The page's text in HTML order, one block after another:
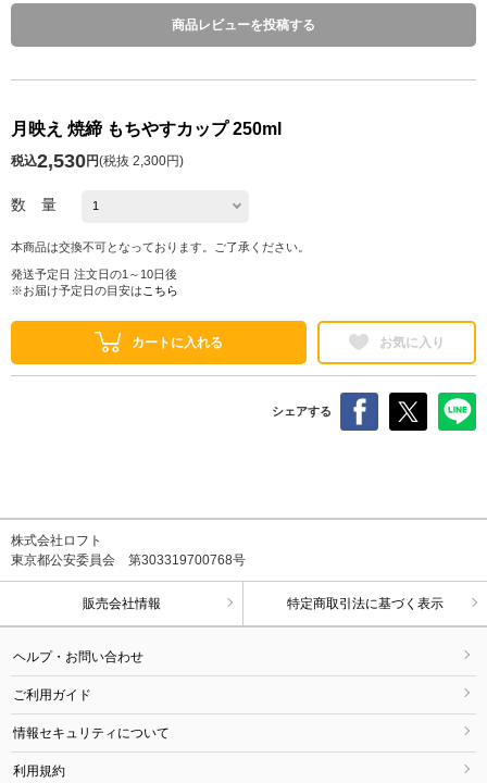
商品レビューを投稿する
月映え 焼締 もちやすカップ 250ml
税込2,530円(税抜 2,300円)
数 量
本商品は交換不可となっております。ご了承ください。
発送予定日 注文日の1～10日後
※お届け予定日の目安は こちら
カートに入れる お気に入り
シェアする
株式会社ロフト
東京都公安委員会 第303319700768号
販売会社情報 特定商取引法に基づく表示
ヘルプ・お問い合わせ
ご利用ガイド
情報セキュリティについて
利用規約